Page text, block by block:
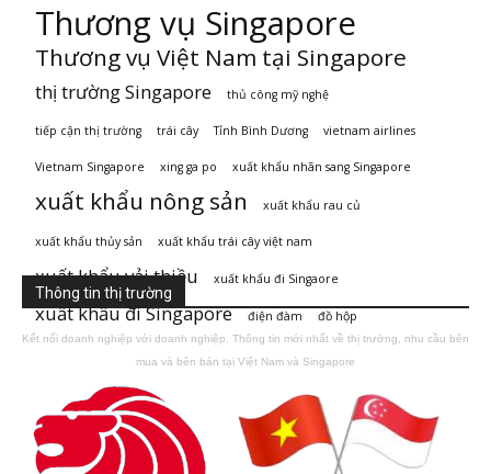
Thương vụ Singapore
Thương vụ Việt Nam tại Singapore
thị trường Singapore thủ công mỹ nghệ
tiếp cận thị trường trái cây Tỉnh Bình Dương vietnam airlines
Vietnam Singapore xing ga po xuất khẩu nhãn sang Singapore
xuất khẩu nông sản xuất khẩu rau củ
xuất khẩu thủy sản xuất khẩu trái cây việt nam
xuất khẩu vải thiều xuất khẩu đi Singaore
xuất khẩu đi Singapore điện đàm đồ hộp
Thông tin thị trường
Kết nối doanh nghiệp với doanh nghiệp. Thông tin mới nhất về thị trường, nhu cầu bên
mua và bên bán tại Việt Nam và Singapore